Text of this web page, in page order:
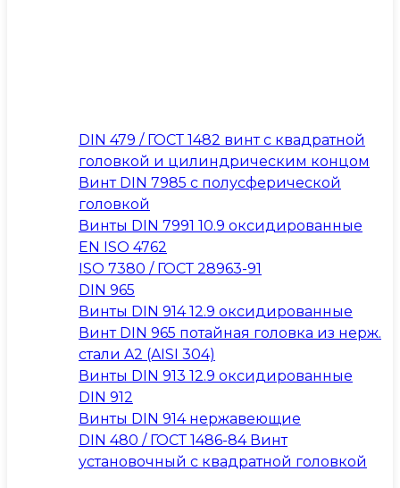
DIN 479 / ГОСТ 1482 винт с квадратной
головкой и цилиндрическим концом
Винт DIN 7985 с полусферической
головкой
Винты DIN 7991 10.9 оксидированные
EN ISO 4762
ISO 7380 / ГОСТ 28963-91
DIN 965
Винты DIN 914 12.9 оксидированные
Винт DIN 965 потайная головка из нерж.
стали A2 (AISI 304)
Винты DIN 913 12.9 оксидированные
DIN 912
Винты DIN 914 нержавеющие
DIN 480 / ГОСТ 1486-84 Винт
установочный с квадратной головкой